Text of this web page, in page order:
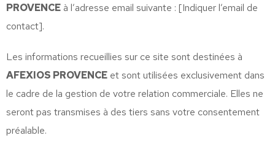
PROVENCE à l’adresse email suivante : [Indiquer l’email de
contact].
Les informations recueillies sur ce site sont destinées à
AFEXIOS PROVENCE et sont utilisées exclusivement dans
le cadre de la gestion de votre relation commerciale. Elles ne
seront pas transmises à des tiers sans votre consentement
préalable.